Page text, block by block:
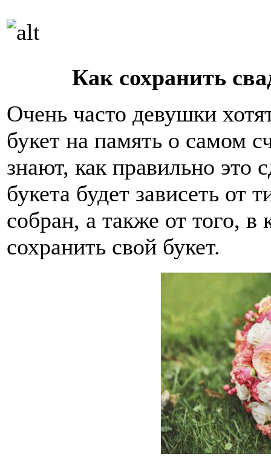
Как сохранить
Очень часто девушки
букет на память о самом
знают, как правильно это
букета будет зависеть от
собран, а также от того,
сохранить свой букет.